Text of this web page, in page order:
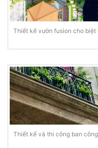
Thiết kế vườn fusion cho
Thiết kế và thi công ban